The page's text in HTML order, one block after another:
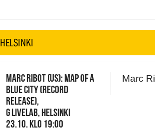
HELSINKI
MARC RIBOT (US): MAP OF A
BLUE CITY (RECORD
RELEASE),
G LIVELAB, HELSINKI
23.10. KLO 19:00
Marc